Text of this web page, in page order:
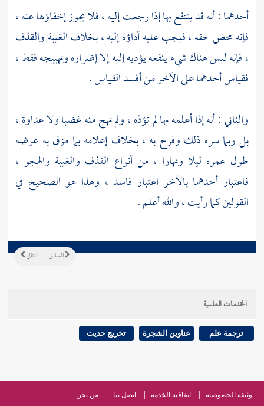
أحدهما : أنه قد ينتفع بها إذا رجعت إليه ، فلا يجوز إخفاؤها عنه ،
فإنه محض حقه ، فيجب عليه أداؤه إليه ، بخلاف الغيبة والقذف
، فإنه ليس هناك شيء ينفعه يؤديه إليه إلا إضراره وتهييجه فقط ،
فقياس أحدهما على الآخر من أفسد القياس .
والثاني : أنه إذا أعلمه بها لم تؤذه ، ولم تهج منه غضبا ولا عداوة ،
بل ربما سره ذلك وفرح به ، بخلاف إعلامه بما مزق به عرضه
طول عمره ليلا ونهارا ، من أنواع القذف والغيبة والهجو ،
فاعتبار أحدهما بالآخر اعتبار فاسد ، وهذا هو الصحيح في
القولين كما رأيت ، والله أعلم .
التالي السابق
الخدمات العلمية
ترجمة علم عناوين الشجرة تخريج حديث
وثيقة الخصوصية اتفاقية الخدمة اتصل بنا من نحن